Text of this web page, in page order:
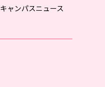
キャンパスニュース